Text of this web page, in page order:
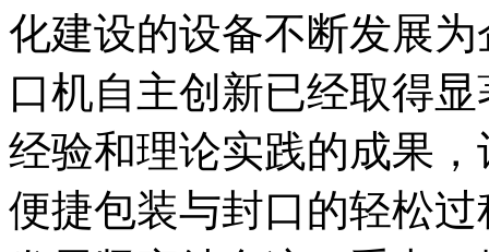
化建设的设备不断发展
口机自主创新已经取得
经验和理论实践的成果
便捷包装与封口的轻松